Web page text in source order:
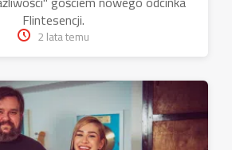
Flintesencji.
2 lata temu